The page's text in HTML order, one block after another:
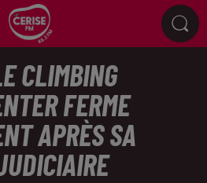
CLIMBING
FERME
APRÈS SA